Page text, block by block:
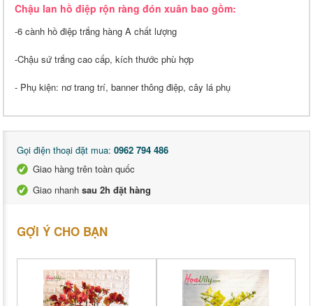
Chậu lan hồ điệp rộn ràng đón xuân bao gồm:
-6 cành hồ điệp trắng hàng A chất lượng
-Chậu sứ trắng cao cấp, kích thước phù hợp
- Phụ kiện: nơ trang trí, banner thông điệp, cây lá phụ
Gọi điện thoại đặt mua: 0962 794 486
Giao hàng trên toàn quốc
Giao nhanh sau 2h đặt hàng
GỢI Ý CHO BẠN